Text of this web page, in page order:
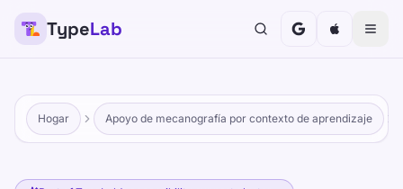
TypeLab
Hogar Apoyo de mecanografía por contexto de aprendizaje